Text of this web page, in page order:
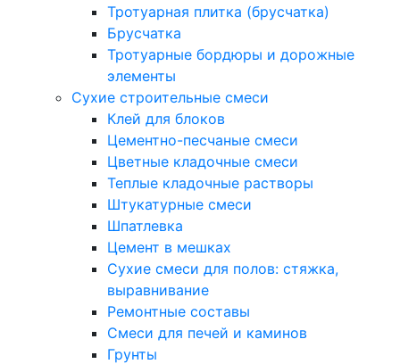
Тротуарная плитка (брусчатка)
Брусчатка
Тротуарные бордюры и дорожные
элементы
Сухие строительные смеси
Клей для блоков
Цементно-песчаные смеси
Цветные кладочные смеси
Теплые кладочные растворы
Штукатурные смеси
Шпатлевка
Цемент в мешках
Сухие смеси для полов: стяжка,
выравнивание
Ремонтные составы
Смеси для печей и каминов
Грунты